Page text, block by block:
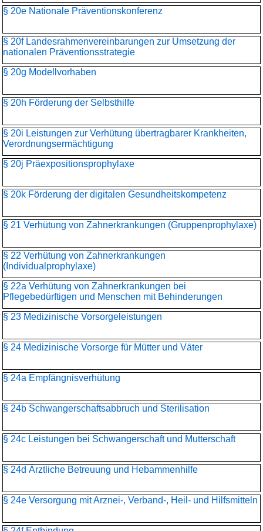
§ 20e Nationale Präventionskonferenz
§ 20f Landesrahmenvereinbarungen zur Umsetzung der
nationalen Präventionsstrategie
§ 20g Modellvorhaben
§ 20h Förderung der Selbsthilfe
§ 20i Leistungen zur Verhütung übertragbarer Krankheiten,
Verordnungsermächtigung
§ 20j Präexpositionsprophylaxe
§ 20k Förderung der digitalen Gesundheitskompetenz
§ 21 Verhütung von Zahnerkrankungen (Gruppenprophylaxe)
§ 22 Verhütung von Zahnerkrankungen
(Individualprophylaxe)
§ 22a Verhütung von Zahnerkrankungen bei
Pflegebedürftigen und Menschen mit Behinderungen
§ 23 Medizinische Vorsorgeleistungen
§ 24 Medizinische Vorsorge für Mütter und Väter
§ 24a Empfängnisverhütung
§ 24b Schwangerschaftsabbruch und Sterilisation
§ 24c Leistungen bei Schwangerschaft und Mutterschaft
§ 24d Ärztliche Betreuung und Hebammenhilfe
§ 24e Versorgung mit Arznei-, Verband-, Heil- und Hilfsmitteln